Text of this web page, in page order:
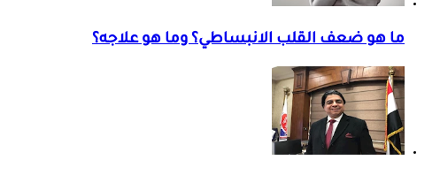
ما هو ضعف القلب الانبساطي؟ وما هو علاجه؟